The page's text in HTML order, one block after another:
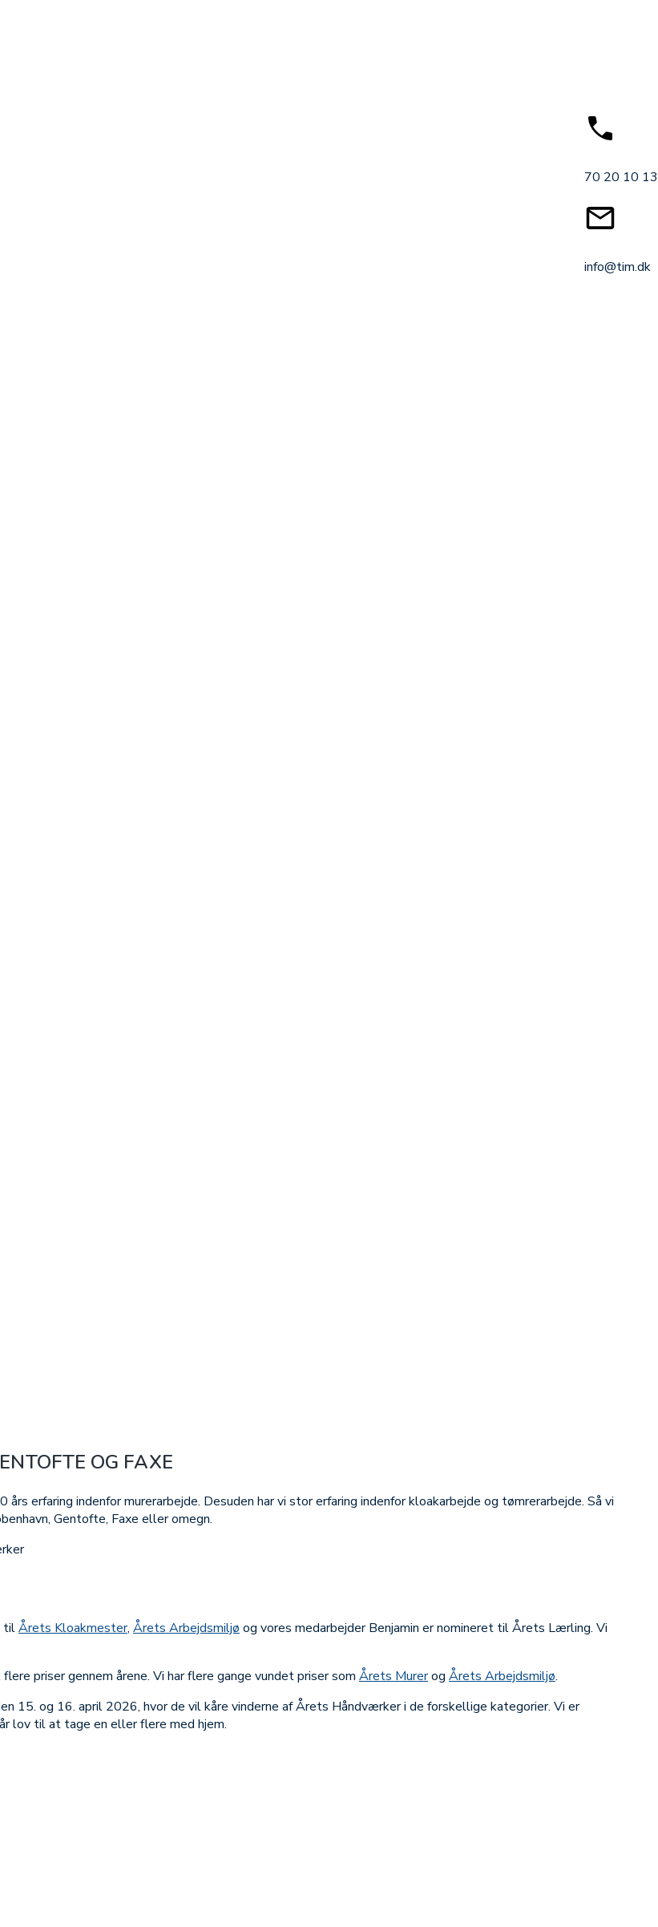
70 20 10 13
info@tim.dk
OG FAXE
erfaring indenfor murerarbejde. Desuden har vi stor erfaring indenfor kloakarbejde og tømrerarbejde. Så vi
Gentofte, Faxe eller omegn.
tilÅrets Kloakmester, Årets Arbejdsmiljø og vores medarbejder Benjamin er nomineret til Årets Lærling. Vi
priser gennem årene. Vi har flere gange vundet priser som Årets Murerog Årets Arbejdsmiljø.
15. og 16. april 2026, hvor de vil kåre vinderne af Årets Håndværker i de forskellige kategorier. Vi er
lov til at tage en eller flere med hjem.